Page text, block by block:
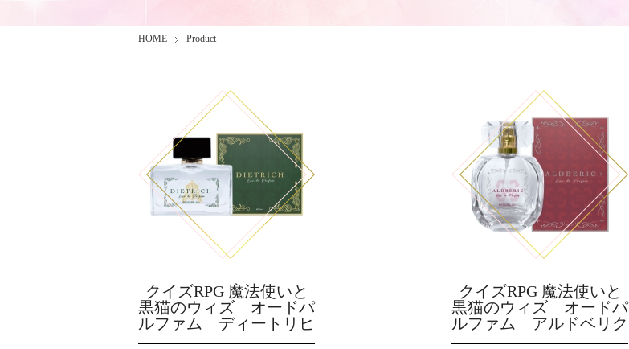
HOME Product
クイズRPG 魔法使いと
黒猫のウィズ オードパ
ルファム ディートリヒ
クイズRPG 魔法使いと
黒猫のウィズ オードパ
ルファム アルドベリク